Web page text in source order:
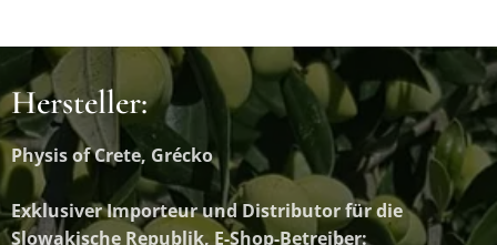
Hersteller:
Physis of Crete, Grécko
Exklusiver Importeur und Distributorfür die
Slowakische Republik, E-Shop-Betreiber: